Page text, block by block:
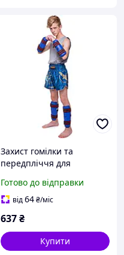
Захист гомілки та
передпліччя для
розмір M Blue
Готово до відправки
від64₴/міс
637₴
Купити